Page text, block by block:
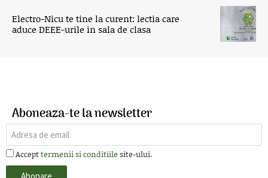
Electro-Nicu te tine la curent: lectia care
aduce DEEE-urile in sala de clasa
Aboneaza-te la newsletter
Accepttermenii si conditiile site-ului.